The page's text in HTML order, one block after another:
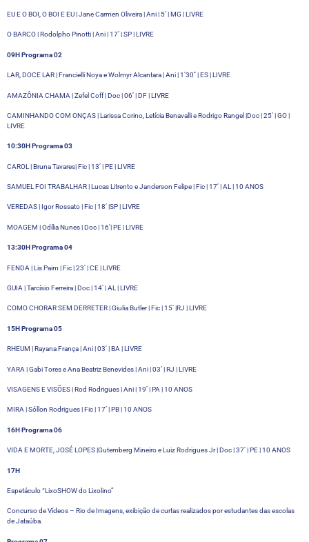
EU E O BOI, O BOI E EU | Jane Carmen Oliveira | Ani | 5’ | MG | LIVRE
O BARCO | Rodolpho Pinotti | Ani | 17’ | SP | LIVRE
09H Programa 02
LAR, DOCE LAR | Francielli Noya e Wolmyr Alcantara | Ani | 1’30’’ | ES | LIVRE
AMAZÔNIA CHAMA | Zefel Coff | Doc | 06’ | DF | LIVRE
CAMINHANDO COM ONÇAS | Larissa Corino, Letícia Benavalli e Rodrigo Rangel |Doc | 25’ | GO |
LIVRE
10:30H Programa 03
CAROL | Bruna Tavares| Fic | 13’ | PE | LIVRE
SAMUEL FOI TRABALHAR | Lucas Litrento e Janderson Felipe | Fic | 17’ | AL | 10 ANOS
VEREDAS | Igor Rossato | Fic | 18’ |SP | LIVRE
MOAGEM | Odília Nunes | Doc | 16’| PE | LIVRE
13:30H Programa 04
FENDA | Lis Paim | Fic | 23’ | CE | LIVRE
GUIA | Tarcísio Ferreira | Doc | 14’ | AL | LIVRE
COMO CHORAR SEM DERRETER | Giulia Butler | Fic | 15’ |RJ | LIVRE
15H Programa 05
RHEUM | Rayana França | Ani | 03’ | BA | LIVRE
YARA | Gabi Tores e Ana Beatriz Benevides | Ani | 03’ | RJ | LIVRE
VISAGENS E VISÕES | Rod Rodrigues | Ani | 19’ | PA | 10 ANOS
MIRA | Sóllon Rodrigues | Fic | 17’ | PB | 10 ANOS
16H Programa 06
VIDA E MORTE, JOSÉ LOPES |Gutemberg Mineiro e Luiz Rodrigues Jr | Doc | 37’ | PE | 10 ANOS
17H
Espetáculo “LixoSHOW do Lixolino”
Concurso de Vídeos – Rio de Imagens, exibição de curtas realizados por estudantes das escolas
de Jataúba.